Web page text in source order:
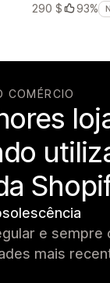
290 $
93%
COMÉRCIO
e sempre
mais